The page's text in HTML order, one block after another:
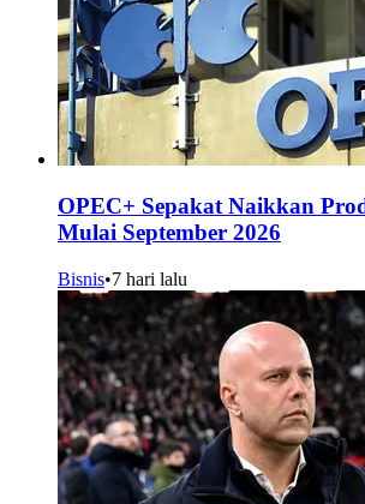
OPEC+ Sepakat Naikkan
Mulai September 2026
Bisnis•7 hari lalu